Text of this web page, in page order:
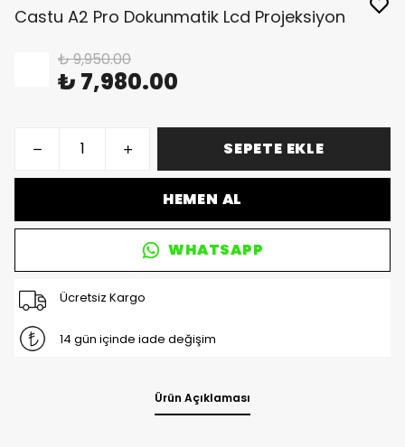
Castu A2 Pro Dokunmatik Lcd Projeksiyon
₺ 9,950.00
₺ 7,980.00
SEPETE EKLE
HEMEN AL
WHATSAPP
Ücretsiz Kargo
14 gün içinde iade değişim
Ürün Açıklaması